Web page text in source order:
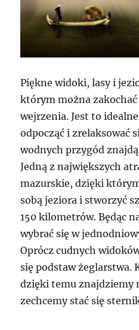
Piękne widoki, lasy i
którym można zakochać
wejrzenia. Jest to
odpocząć i zrelaksować
wodnych przygód
Jedną z największych
mazurskie, dzięki którym
sobą jeziora i stworzyć
150 kilometrów. Będąc
wybrać się w
Oprócz cudnych
się podstaw żeglarstwa.
dzięki temu znajdziemy
zechcemy stać się